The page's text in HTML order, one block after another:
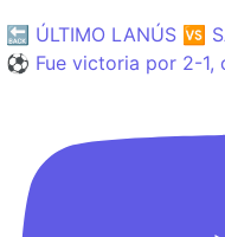
🔙 ÚLTIMO LANÚS 🆚
⚽️ Fue victoria por 2-1,